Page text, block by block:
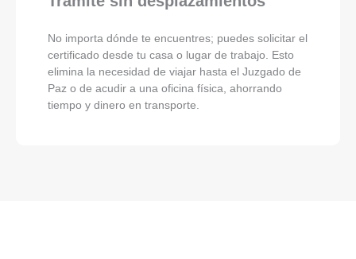
No importa dónde te encuentres; puedes solicitar el
certificado desde tu casa o lugar de trabajo. Esto
elimina la necesidad de viajar hasta el Juzgado de
Paz o de acudir a una oficina física, ahorrando
tiempo y dinero en transporte.